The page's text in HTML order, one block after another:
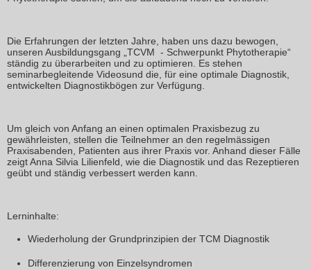
Die Erfahrungen der letzten Jahre, haben uns dazu bewogen,
unseren Ausbildungsgang „TCVM - Schwerpunkt Phytotherapie“
ständig zu überarbeiten und zu optimieren. Es stehen
seminarbegleitende Videosund die, für eine optimale Diagnostik,
entwickelten Diagnostikbögen zur Verfügung.
Um gleich von Anfang an einen optimalen Praxisbezug zu
gewährleisten, stellen die Teilnehmer an den regelmässigen
Praxisabenden, Patienten aus ihrer Praxis vor. Anhand dieser Fälle
zeigt Anna Silvia Lilienfeld, wie die Diagnostik und das Rezeptieren
geübt und ständig verbessert werden kann.
Lerninhalte:
Wiederholung der Grundprinzipien der TCM Diagnostik
Differenzierung von Einzelsyndromen